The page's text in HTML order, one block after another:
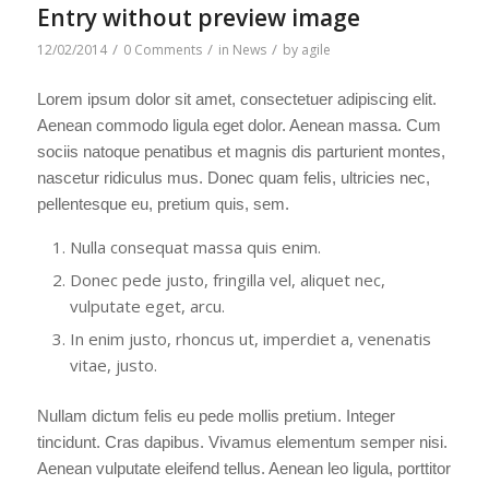
Entry without preview image
12/02/2014 / 0 Comments / in News / by agile
Lorem ipsum dolor sit amet, consectetuer adipiscing elit.
Aenean commodo ligula eget dolor. Aenean massa. Cum
sociis natoque penatibus et magnis dis parturient montes,
nascetur ridiculus mus. Donec quam felis, ultricies nec,
pellentesque eu, pretium quis, sem.
Nulla consequat massa quis enim.
Donec pede justo, fringilla vel, aliquet nec,
vulputate eget, arcu.
In enim justo, rhoncus ut, imperdiet a, venenatis
vitae, justo.
Nullam dictum felis eu pede mollis pretium. Integer
tincidunt. Cras dapibus. Vivamus elementum semper nisi.
Aenean vulputate eleifend tellus. Aenean leo ligula, porttitor